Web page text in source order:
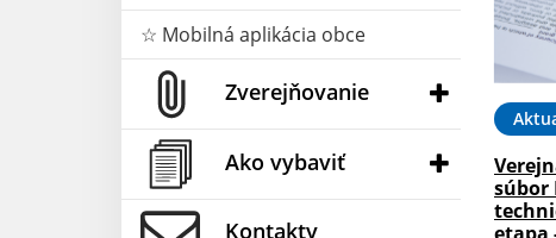
☆ Mobilná aplikácia obce
Zverejňovanie
Ako vybaviť
Kontakty
súbor